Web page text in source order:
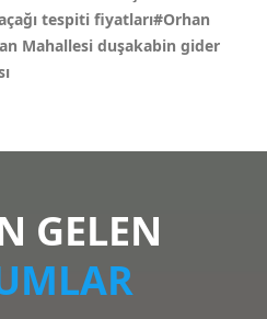
tespiti fiyatları#Orhan
Mahallesi duşakabin gider
GELEN